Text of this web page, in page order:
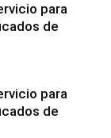
para
de
para
de